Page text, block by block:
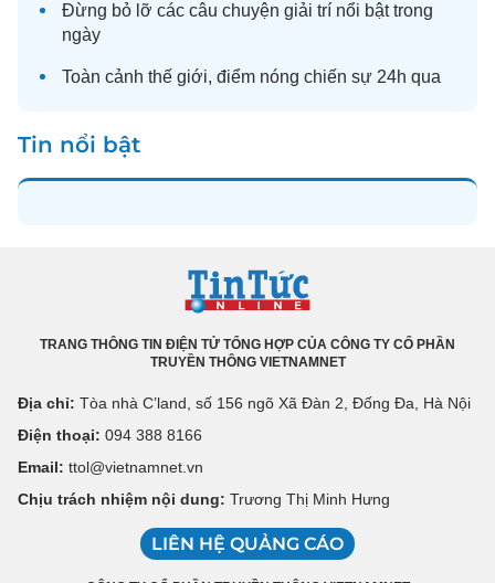
Đừng bỏ lỡ các câu chuyện giải trí nổi bật trong
ngày
Toàn cảnh thế giới, điểm nóng chiến sự 24h qua
Tin nổi bật
TRANG THÔNG TIN ĐIỆN TỬ TỔNG HỢP CỦA CÔNG TY CỔ PHẦN
TRUYỀN THÔNG VIETNAMNET
Địa chỉ: Tòa nhà C’land, số 156 ngõ Xã Đàn 2, Đống Đa, Hà Nội
Điện thoại: 094 388 8166
Email: ttol@vietnamnet.vn
Chịu trách nhiệm nội dung: Trương Thị Minh Hưng
LIÊN HỆ QUẢNG CÁO